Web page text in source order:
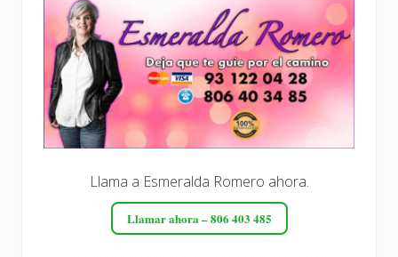
Llama a Esmeralda Romero ahora.
Llamar ahora – 806 403 485